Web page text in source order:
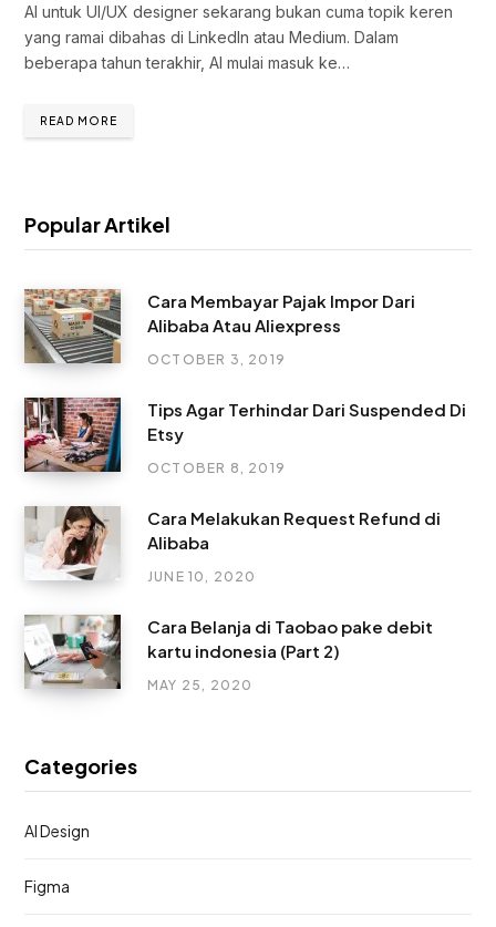
AI untuk UI/UX designer sekarang bukan cuma topik keren
yang ramai dibahas di LinkedIn atau Medium. Dalam
beberapa tahun terakhir, AI mulai masuk ke…
READ MORE
Popular Artikel
Cara Membayar Pajak Impor Dari
Alibaba Atau Aliexpress
OCTOBER 3, 2019
Tips Agar Terhindar Dari Suspended Di
Etsy
OCTOBER 8, 2019
Cara Melakukan Request Refund di
Alibaba
JUNE 10, 2020
Cara Belanja di Taobao pake debit
kartu indonesia (Part 2)
MAY 25, 2020
Categories
AI Design
Figma